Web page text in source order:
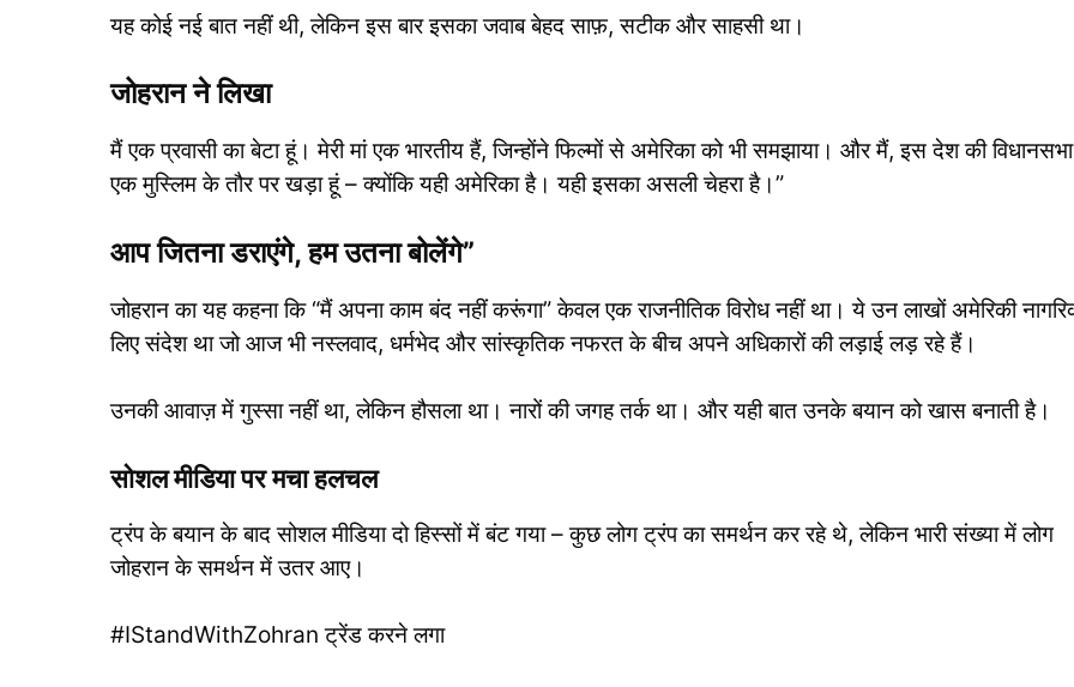
यह कोई नई बात नहीं थी, लेकिन इस बार इसका जवाब बेहद साफ़, सटीक और साहसी था।
जोहरान ने लिखा
मैं एक प्रवासी का बेटा हूं। मेरी मां एक भारतीय हैं, जिन्होंने फिल्मों से अमेरिका को भी समझाया। और मैं, इस देश की
एक मुस्लिम के तौर पर खड़ा हूं – क्योंकि यही अमेरिका है। यही इसका असली चेहरा है।”
आप जितना डराएंगे, हम उतना बोलेंगे”
जोहरान का यह कहना कि “मैं अपना काम बंद नहीं करूंगा” केवल एक राजनीतिक विरोध नहीं था। ये उन लाखों अमेरिकी
लिए संदेश था जो आज भी नस्लवाद, धर्मभेद और सांस्कृतिक नफरत के बीच अपने अधिकारों की लड़ाई लड़ रहे हैं।
उनकी आवाज़ में गुस्सा नहीं था, लेकिन हौसला था। नारों की जगह तर्क था। और यही बात उनके बयान को खास बनाती है।
सोशल मीडिया पर मचा हलचल
ट्रंप के बयान के बाद सोशल मीडिया दो हिस्सों में बंट गया – कुछ लोग ट्रंप का समर्थन कर रहे थे, लेकिन भारी संख्या में लोग
जोहरान के समर्थन में उतर आए।
#IStandWithZohran ट्रेंड करने लगा